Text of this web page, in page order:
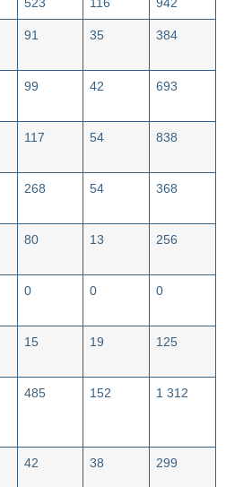
91 35 384
99 42 693
117 54 838
268 54 368
80 13 256
0 0 0
15 19 125
485 152 1 312
42 38 299